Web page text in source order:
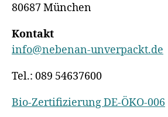
80687 München
Kontakt
info@nebenan-unverpackt.de
Tel.: 089 54637600
Bio-Zertifizierung DE-ÖKO-006